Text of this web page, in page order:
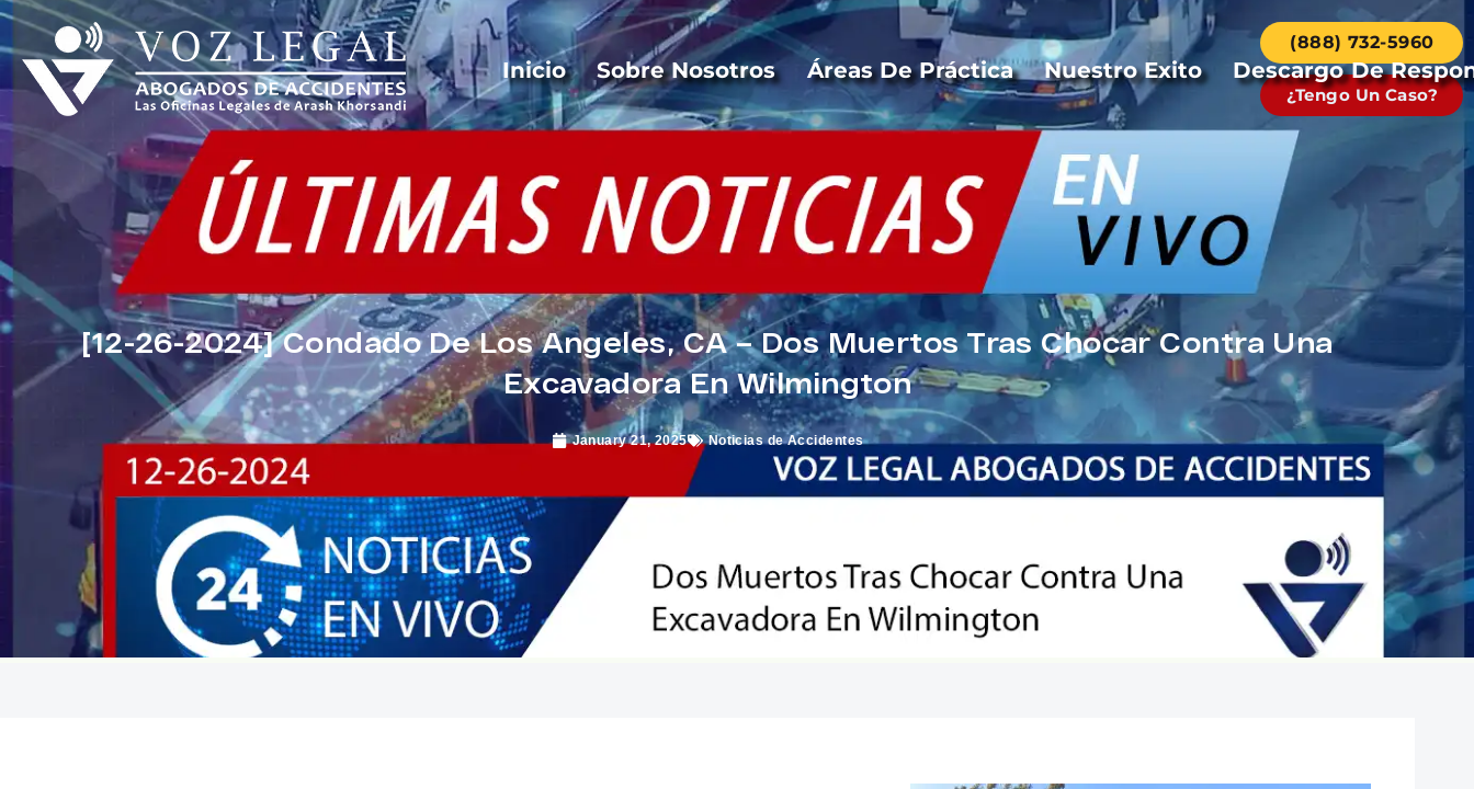
Inicio Sobre Nosotros Áreas De Práctica Nuestro Exito Descargo De
(888) 732-5960
¿Tengo Un Caso?
[12-26-2024] Condado De Los Angeles, CA – Dos Muertos Tras Chocar Contra Una
Excavadora En Wilmington
January 21, 2025 Noticias de Accidentes